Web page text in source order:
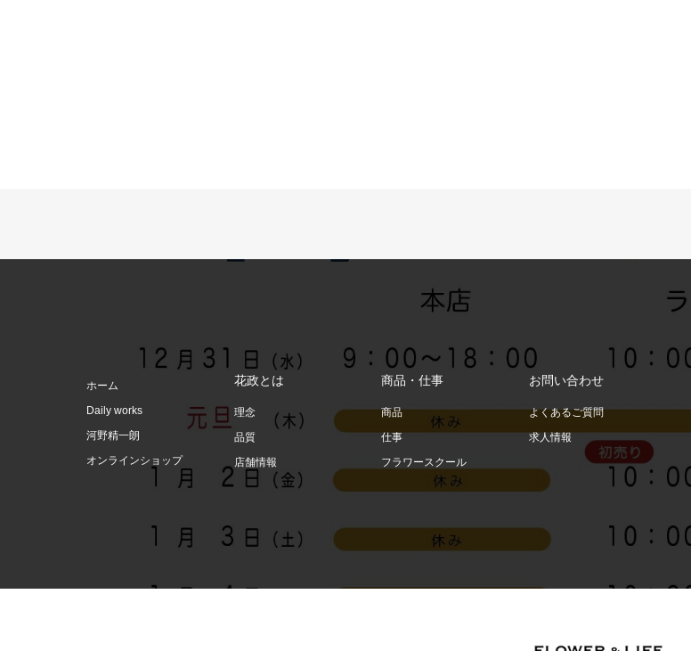
ホーム
Daily works
河野精一朗
オンラインショップ
花政とは
理念
品質
店舗情報
商品・仕事
商品
仕事
フラワースクール
お問い合わせ
よくあるご質問
求人情報